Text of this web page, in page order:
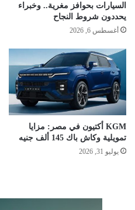
السيارات بحوافز مغرية.. وخبراء
يحددون شروط النجاح
أغسطس 6, 2026
KGM أكتيون في مصر: مزايا
تمويلية وكاش باك 145 ألف جنيه
يوليو 31, 2026